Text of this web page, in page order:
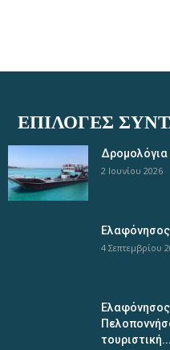
ΕΠΙΛΟΓΈΣ
2 Ιουνίου 2026
4 Σεπτεμβρίου
τουριστική...